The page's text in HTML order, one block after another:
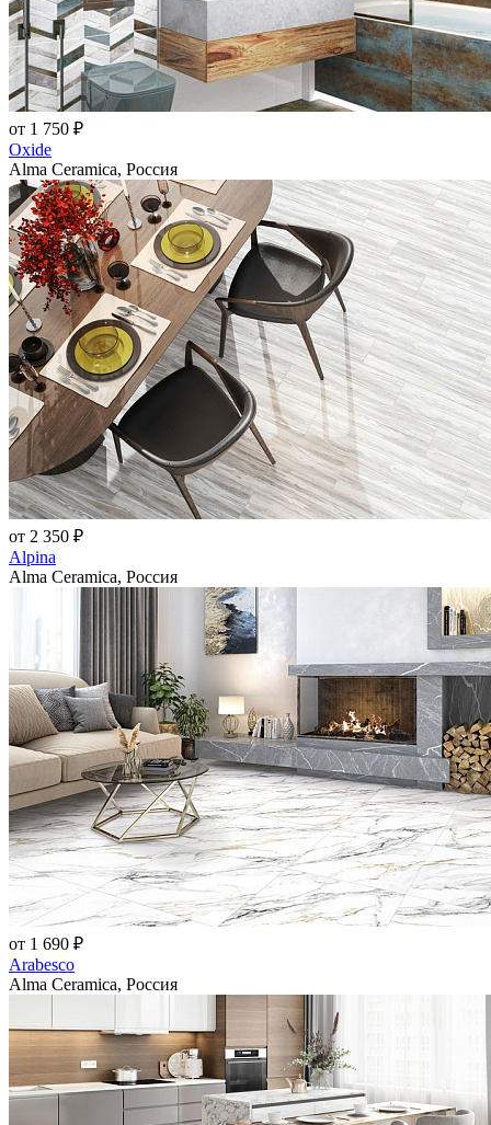
от 1 750 ₽
Oxide
Alma Ceramica, Россия
от 2 350 ₽
Alpina
Alma Ceramica, Россия
от 1 690 ₽
Arabesco
Alma Ceramica, Россия